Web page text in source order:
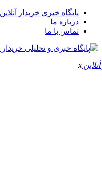
پایگاه خبری خریدار آنلاین
درباره ما
تماس با ما
x